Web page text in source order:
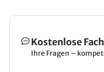
Kostenlose
Ihre Fragen –